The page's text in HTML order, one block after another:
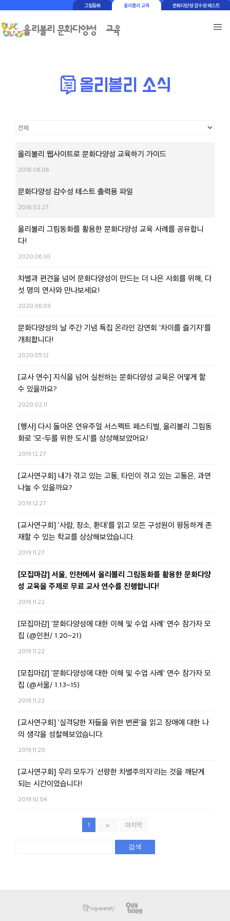
그림동화 올리볼리 교육 문화다양성 감수성 테스트
올리볼리 웹사이트로 문화다양성 교육하기 가이드
2018.06.06
문화다양성 감수성 테스트 출력용 파일
2018.02.27
올리볼리 그림동화를 활용한 문화다양성 교육 사례를 공유합니
다!
2020.06.30
차별과 편견을 넘어 문화다양성이 만드는 더 나은 사회를 위해, 다
섯 명의 연사와 만나보세요!
2020.06.09
문화다양성의 날 주간 기념 특집 온라인 강연회 '차이를 즐기자'를
개최합니다!
2020.05.12
[교사 연수] 지식을 넘어 실천하는 문화다양성 교육은 어떻게 할
수 있을까요?
2020.02.11
[행사] 다시 돌아온 언유주얼 서스펙트 페스티벌, 올리볼리 그림동
화로 '모-두를 위한 도시'를 상상해보았어요!
2019.12.27
[교사연구회] 내가 겪고 있는 고통, 타인이 겪고 있는 고통은, 과연
나눌 수 있을까요?
2019.12.27
[교사연구회] '사람, 장소, 환대'를 읽고 모든 구성원이 평등하게 존
재할 수 있는 학교를 상상해보았습니다.
2019.11.27
[모집마감] 서울, 인천에서 올리볼리 그림동화를 활용한 문화다양
성 교육을 주제로 무료 교사 연수를 진행합니다!
2019.11.22
[모집마감] '문화다양성에 대한 이해 및 수업 사례' 연수 참가자 모
집 (@인천/ 1.20~21)
2019.11.22
[모집마감] '문화다양성에 대한 이해 및 수업 사례' 연수 참가자 모
집 (@서울/ 1.13~15)
2019.11.22
[교사연구회] '실격당한 자들을 위한 변론'을 읽고 장애에 대한 나
의 생각을 성찰해보았습니다.
2019.11.20
[교사연구회] 우리 모두가 ‘선량한 차별주의자’라는 것을 깨닫게
되는 시간이었습니다!
2019.10.04
1 » 마지막
검색